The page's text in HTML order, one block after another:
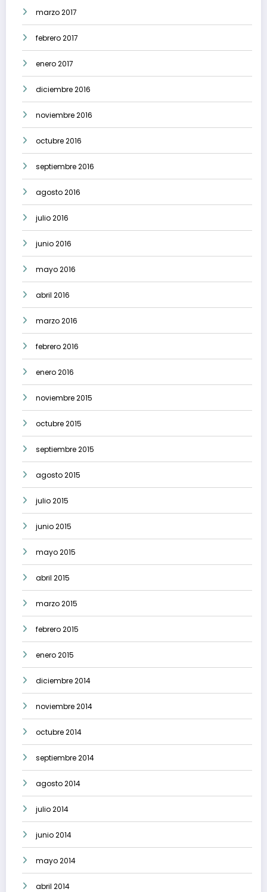
marzo 2017
febrero 2017
enero 2017
diciembre 2016
noviembre 2016
octubre 2016
septiembre 2016
agosto 2016
julio 2016
junio 2016
mayo 2016
abril 2016
marzo 2016
febrero 2016
enero 2016
noviembre 2015
octubre 2015
septiembre 2015
agosto 2015
julio 2015
junio 2015
mayo 2015
abril 2015
marzo 2015
febrero 2015
enero 2015
diciembre 2014
noviembre 2014
octubre 2014
septiembre 2014
agosto 2014
julio 2014
junio 2014
mayo 2014
abril 2014